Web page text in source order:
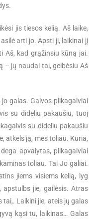
jis tiesos kelią. Aš laike,
arti jo. Apsti ji, laikinai jį
Aš, kad grąžinsiu kūną jai.
– jų naudai tai, gelbėsiu Aš
galas. Galvos plikagalviai
su dideliu pakaušiu, tuoj
su dideliu pakaušiu
atkels ją, mes toliau. Kuria,
apvalytas, plikagalviai
toliau. Tai Jo galiai.
jiems visiems kelią, lyg
apstulbs jie, gailėsis. Atras
Laikini jie, ateis jų galas
kąsi tu, laikinas… Galas